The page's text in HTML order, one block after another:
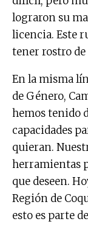
lograron su
licencia. Este
tener rostro
En la misma
de Género,
hemos tenido
capacidades
quieran.
herramientas
que deseen.
Región de
esto es parte